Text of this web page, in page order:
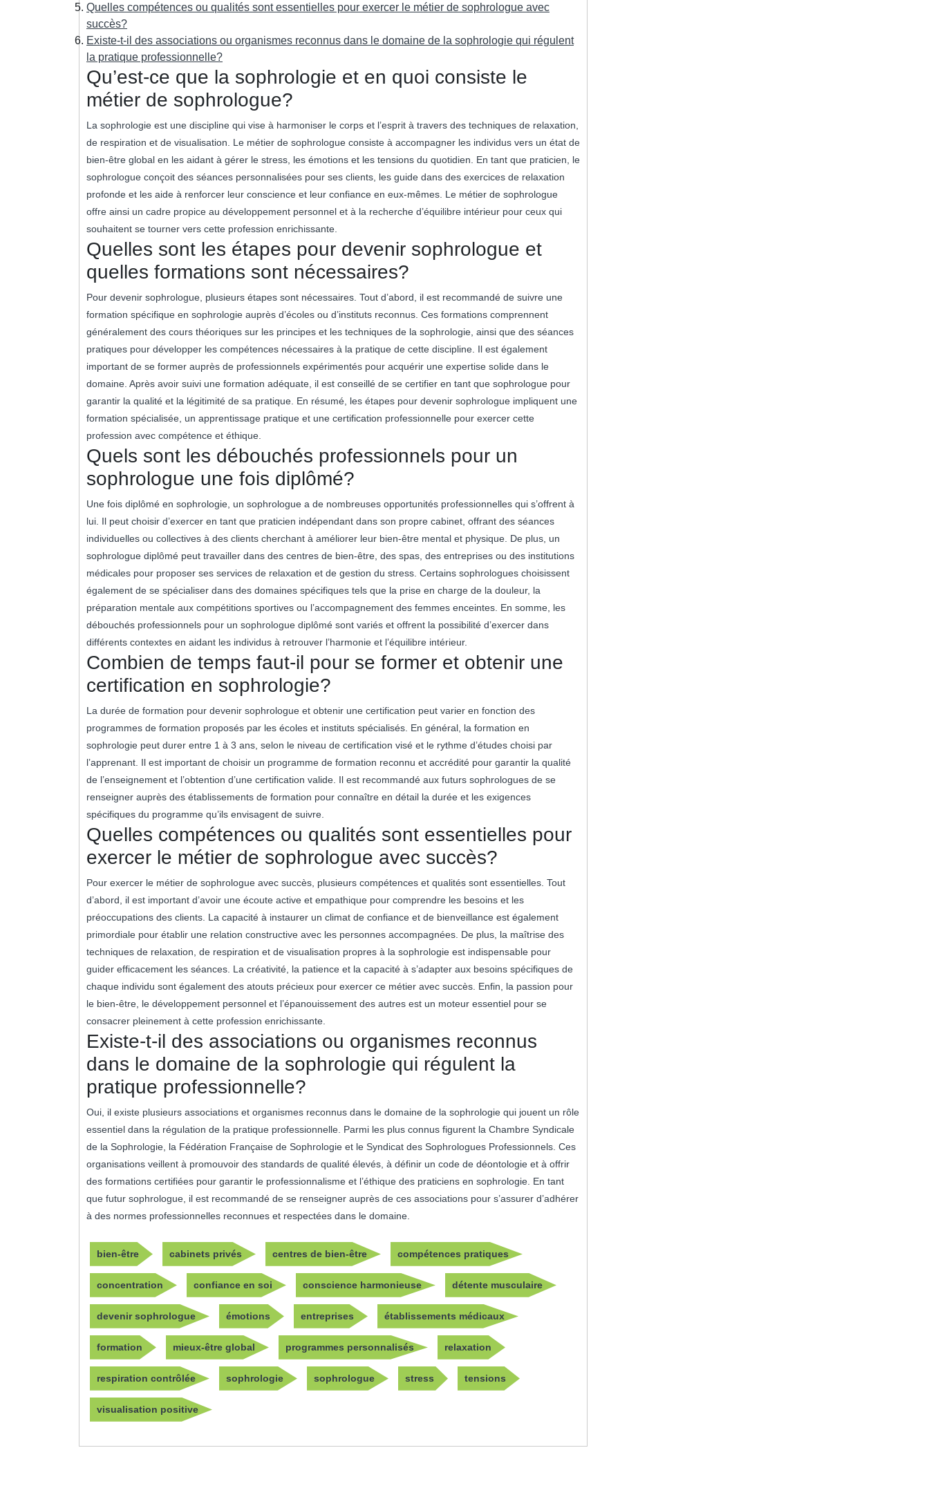
Quelles compétences ou qualités sont essentielles pour exercer le métier de sophrologue avec
succès?
Existe-t-il des associations ou organismes reconnus dans le domaine de la sophrologie qui régulent
la pratique professionnelle?
Qu’est-ce que la sophrologie et en quoi consiste le
métier de sophrologue?
La sophrologie est une discipline qui vise à harmoniser le corps et l’esprit à travers des techniques de relaxation,
de respiration et de visualisation. Le métier de sophrologue consiste à accompagner les individus vers un état de
bien-être global en les aidant à gérer le stress, les émotions et les tensions du quotidien. En tant que praticien, le
sophrologue conçoit des séances personnalisées pour ses clients, les guide dans des exercices de relaxation
profonde et les aide à renforcer leur conscience et leur confiance en eux-mêmes. Le métier de sophrologue
offre ainsi un cadre propice au développement personnel et à la recherche d’équilibre intérieur pour ceux qui
souhaitent se tourner vers cette profession enrichissante.
Quelles sont les étapes pour devenir sophrologue et
quelles formations sont nécessaires?
Pour devenir sophrologue, plusieurs étapes sont nécessaires. Tout d’abord, il est recommandé de suivre une
formation spécifique en sophrologie auprès d’écoles ou d’instituts reconnus. Ces formations comprennent
généralement des cours théoriques sur les principes et les techniques de la sophrologie, ainsi que des séances
pratiques pour développer les compétences nécessaires à la pratique de cette discipline. Il est également
important de se former auprès de professionnels expérimentés pour acquérir une expertise solide dans le
domaine. Après avoir suivi une formation adéquate, il est conseillé de se certifier en tant que sophrologue pour
garantir la qualité et la légitimité de sa pratique. En résumé, les étapes pour devenir sophrologue impliquent une
formation spécialisée, un apprentissage pratique et une certification professionnelle pour exercer cette
profession avec compétence et éthique.
Quels sont les débouchés professionnels pour un
sophrologue une fois diplômé?
Une fois diplômé en sophrologie, un sophrologue a de nombreuses opportunités professionnelles qui s’offrent à
lui. Il peut choisir d’exercer en tant que praticien indépendant dans son propre cabinet, offrant des séances
individuelles ou collectives à des clients cherchant à améliorer leur bien-être mental et physique. De plus, un
sophrologue diplômé peut travailler dans des centres de bien-être, des spas, des entreprises ou des institutions
médicales pour proposer ses services de relaxation et de gestion du stress. Certains sophrologues choisissent
également de se spécialiser dans des domaines spécifiques tels que la prise en charge de la douleur, la
préparation mentale aux compétitions sportives ou l’accompagnement des femmes enceintes. En somme, les
débouchés professionnels pour un sophrologue diplômé sont variés et offrent la possibilité d’exercer dans
différents contextes en aidant les individus à retrouver l’harmonie et l’équilibre intérieur.
Combien de temps faut-il pour se former et obtenir une
certification en sophrologie?
La durée de formation pour devenir sophrologue et obtenir une certification peut varier en fonction des
programmes de formation proposés par les écoles et instituts spécialisés. En général, la formation en
sophrologie peut durer entre 1 à 3 ans, selon le niveau de certification visé et le rythme d’études choisi par
l’apprenant. Il est important de choisir un programme de formation reconnu et accrédité pour garantir la qualité
de l’enseignement et l’obtention d’une certification valide. Il est recommandé aux futurs sophrologues de se
renseigner auprès des établissements de formation pour connaître en détail la durée et les exigences
spécifiques du programme qu’ils envisagent de suivre.
Quelles compétences ou qualités sont essentielles pour
exercer le métier de sophrologue avec succès?
Pour exercer le métier de sophrologue avec succès, plusieurs compétences et qualités sont essentielles. Tout
d’abord, il est important d’avoir une écoute active et empathique pour comprendre les besoins et les
préoccupations des clients. La capacité à instaurer un climat de confiance et de bienveillance est également
primordiale pour établir une relation constructive avec les personnes accompagnées. De plus, la maîtrise des
techniques de relaxation, de respiration et de visualisation propres à la sophrologie est indispensable pour
guider efficacement les séances. La créativité, la patience et la capacité à s’adapter aux besoins spécifiques de
chaque individu sont également des atouts précieux pour exercer ce métier avec succès. Enfin, la passion pour
le bien-être, le développement personnel et l’épanouissement des autres est un moteur essentiel pour se
consacrer pleinement à cette profession enrichissante.
Existe-t-il des associations ou organismes reconnus
dans le domaine de la sophrologie qui régulent la
pratique professionnelle?
Oui, il existe plusieurs associations et organismes reconnus dans le domaine de la sophrologie qui jouent un rôle
essentiel dans la régulation de la pratique professionnelle. Parmi les plus connus figurent la Chambre Syndicale
de la Sophrologie, la Fédération Française de Sophrologie et le Syndicat des Sophrologues Professionnels. Ces
organisations veillent à promouvoir des standards de qualité élevés, à définir un code de déontologie et à offrir
des formations certifiées pour garantir le professionnalisme et l’éthique des praticiens en sophrologie. En tant
que futur sophrologue, il est recommandé de se renseigner auprès de ces associations pour s’assurer d’adhérer
à des normes professionnelles reconnues et respectées dans le domaine.
bien-être cabinets privés centres de bien-être compétences pratiques
concentration confiance en soi conscience harmonieuse détente musculaire
devenir sophrologue émotions entreprises établissements médicaux
formation mieux-être global programmes personnalisés relaxation
respiration contrôlée sophrologie sophrologue stress tensions
visualisation positive